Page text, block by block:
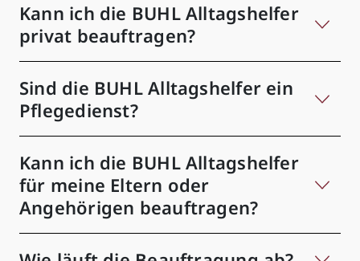
Kann ich die BUHL Alltagshelfer
privat beauftragen?
Sind die BUHL Alltagshelfer ein
Pflegedienst?
Kann ich die BUHL Alltagshelfer
für meine Eltern oder
Angehörigen beauftragen?